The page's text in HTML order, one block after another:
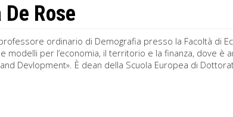
Rose
ordinario di Demografia presso la Facoltà di
modelli per l’economia, il territorio e la finanza, dove è
Devlopment». È dean della Scuola Europea di